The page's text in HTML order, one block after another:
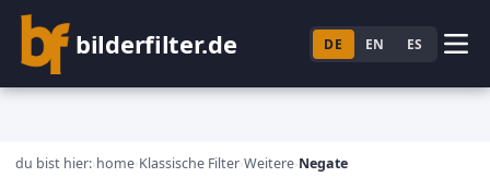
bilderfilter.de DE EN ES
du bist hier: home Klassische Filter Weitere Negate